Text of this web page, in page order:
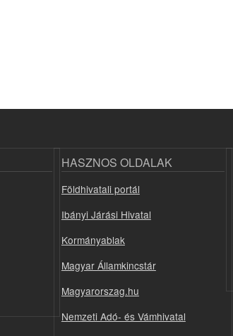
HASZNOS OLDALAK
Földhivatali portál
Ibányi Járási Hivatal
Kormányablak
Magyar Államkincstár
Magyarorszag.hu
Nemzeti Adó- és Vámhivatal